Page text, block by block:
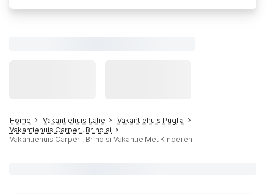
Home Vakantiehuis Italië
Vakantiehuis Puglia
Vakantiehuis Carperi, Brindisi
Vakantiehuis Carperi, Brindisi Vakantie Met Kinderen